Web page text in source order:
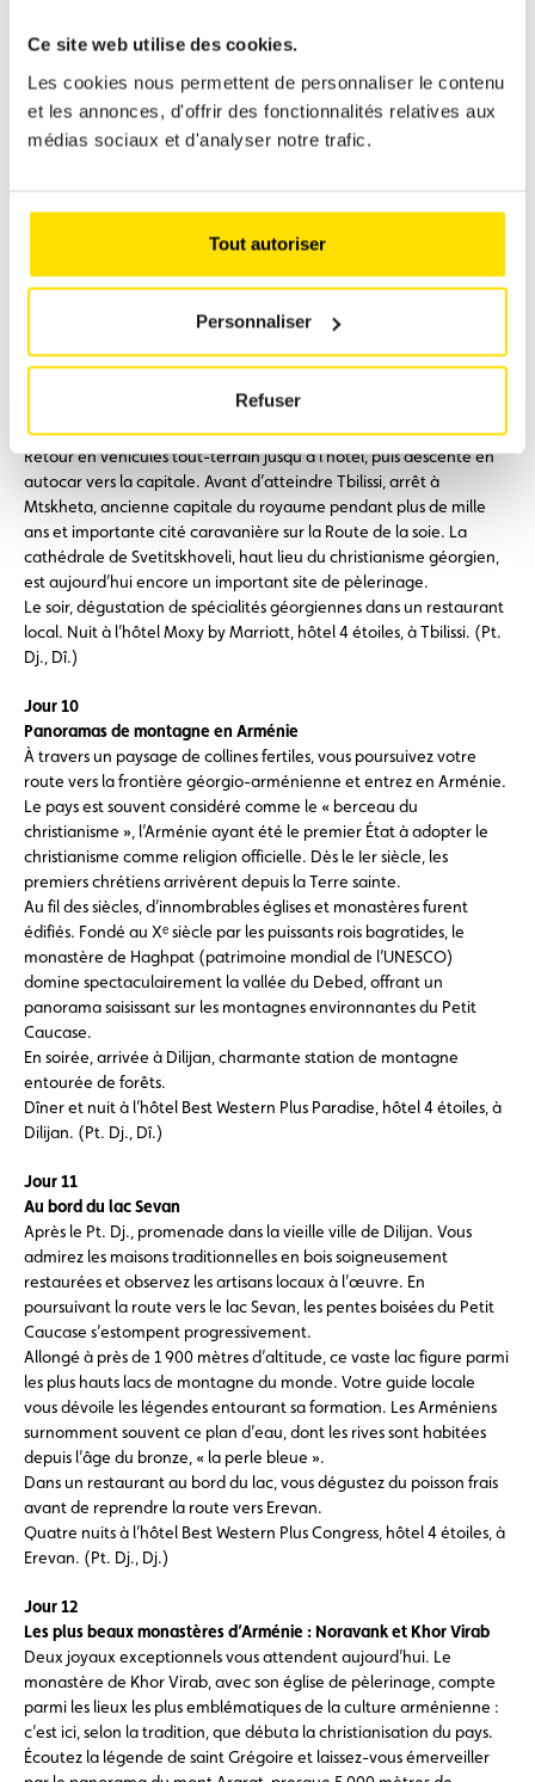
Ce site web utilise des cookies.
Les cookies nous permettent de personnaliser le contenu
et les annonces, d'offrir des fonctionnalités relatives aux
médias sociaux et d'analyser notre trafic.
Tout autoriser
Personnaliser
Refuser
Stepantsminda, situé à environ 1 700 m d’altitude. (Pt. Dj., Dî.)
Jour 9
Église de la Trinité de Guergueti & le mont de Prométhée
À bord de véhicules tout-terrain, vous atteignez l’impressionnante
cruciforme fut édifiée au XIVᵉ siècle dans cet isolement afin de
ramener au christianisme les populations montagnardes, revenues
Par temps clair, la vue sur le mont Kazbeg, culminant à plus de 5
000 mètres et troisième plus haut sommet de Géorgie, est
enchaîné pour avoir dérobé le feu aux dieux afin de l’offrir aux
hommes.
Retour en véhicules tout-terrain jusqu’à l’hôtel, puis descente en
autocar vers la capitale. Avant d’atteindre Tbilissi, arrêt à
Mtskheta, ancienne capitale du royaume pendant plus de mille
ans et importante cité caravanière sur la Route de la soie. La
cathédrale de Svetitskhoveli, haut lieu du christianisme géorgien,
est aujourd’hui encore un important site de pèlerinage.
Le soir, dégustation de spécialités géorgiennes dans un restaurant
local. Nuit à l’hôtel Moxy by Marriott, hôtel 4 étoiles, à Tbilissi. (Pt.
Dj., Dî.)
Jour 10
Panoramas de montagne en Arménie
À travers un paysage de collines fertiles, vous poursuivez votre
route vers la frontière géorgio-arménienne et entrez en Arménie.
Le pays est souvent considéré comme le « berceau du
christianisme », l’Arménie ayant été le premier État à adopter le
christianisme comme religion officielle. Dès le Ier siècle, les
premiers chrétiens arrivèrent depuis la Terre sainte.
Au fil des siècles, d’innombrables églises et monastères furent
édifiés. Fondé au Xᵉ siècle par les puissants rois bagratides, le
monastère de Haghpat (patrimoine mondial de l’UNESCO)
domine spectaculairement la vallée du Debed, offrant un
panorama saisissant sur les montagnes environnantes du Petit
Caucase.
En soirée, arrivée à Dilijan, charmante station de montagne
entourée de forêts.
Dîner et nuit à l’hôtel Best Western Plus Paradise, hôtel 4 étoiles, à
Dilijan. (Pt. Dj., Dî.)
Jour 11
Au bord du lac Sevan
Après le Pt. Dj., promenade dans la vieille ville de Dilijan. Vous
admirez les maisons traditionnelles en bois soigneusement
restaurées et observez les artisans locaux à l’œuvre. En
poursuivant la route vers le lac Sevan, les pentes boisées du Petit
Caucase s’estompent progressivement.
Allongé à près de 1 900 mètres d’altitude, ce vaste lac figure parmi
les plus hauts lacs de montagne du monde. Votre guide locale
vous dévoile les légendes entourant sa formation. Les Arméniens
surnomment souvent ce plan d’eau, dont les rives sont habitées
depuis l’âge du bronze, « la perle bleue ».
Dans un restaurant au bord du lac, vous dégustez du poisson frais
avant de reprendre la route vers Erevan.
Quatre nuits à l’hôtel Best Western Plus Congress, hôtel 4 étoiles, à
Erevan. (Pt. Dj., Dj.)
Jour 12
Les plus beaux monastères d’Arménie : Noravank et Khor Virab
Deux joyaux exceptionnels vous attendent aujourd’hui. Le
monastère de Khor Virab, avec son église de pèlerinage, compte
parmi les lieux les plus emblématiques de la culture arménienne :
c’est ici, selon la tradition, que débuta la christianisation du pays.
Écoutez la légende de saint Grégoire et laissez-vous émerveiller